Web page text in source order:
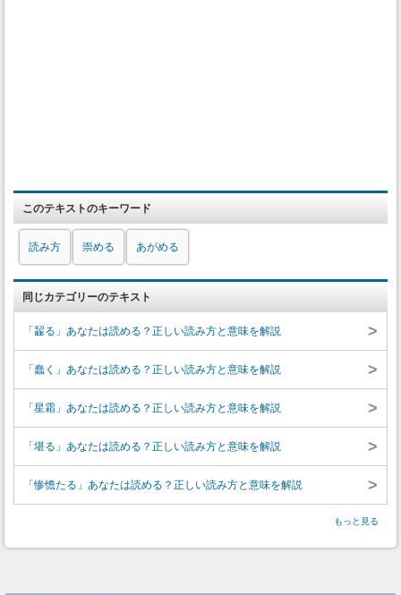
このテキストのキーワード
読み方 崇める あがめる
同じカテゴリーのテキスト
「齧る」あなたは読める？正しい読み方と意味を解説 >
「蠢く」あなたは読める？正しい読み方と意味を解説 >
「星霜」あなたは読める？正しい読み方と意味を解説 >
「堪る」あなたは読める？正しい読み方と意味を解説 >
「惨憺たる」あなたは読める？正しい読み方と意味を解説 >
もっと見る